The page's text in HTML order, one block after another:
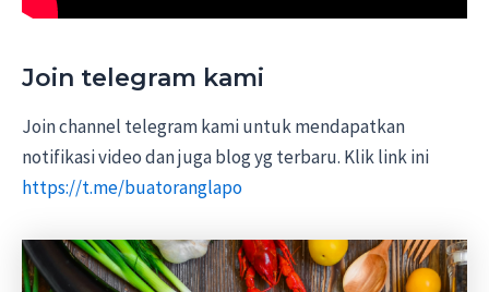
Join telegram kami
Join channel telegram kami untuk mendapatkan
notifikasi video dan juga blog yg terbaru. Klik link ini
https://t.me/buatoranglapo